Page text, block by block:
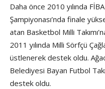
Daha önce 2010 yılında
Şampiyonası’nda finale
atan Basketbol Milli
2011 yılında Milli Sörfçü
üstlenerek destek oldu.
Belediyesi Bayan Futbol
destek oldu.